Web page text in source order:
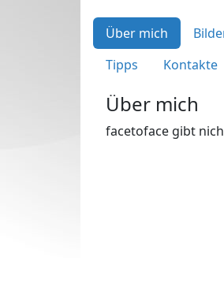
Über mich
Tipps
Kontakte
Über mich
facetoface gibt